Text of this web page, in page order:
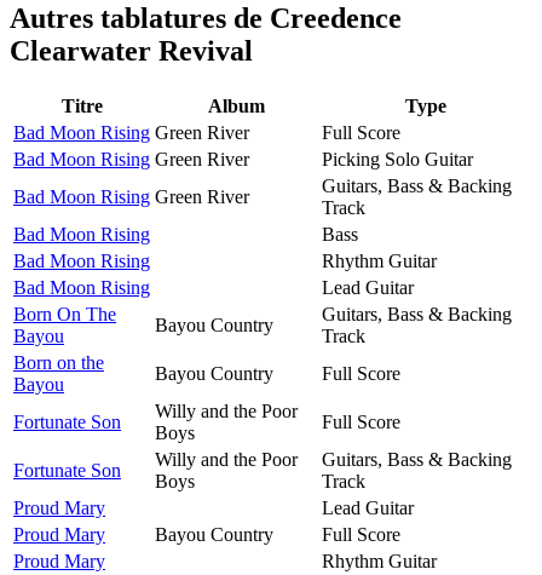
Autres tablatures de Creedence
Clearwater Revival
Titre Album
Type
Bad Moon Rising Green River
Full Score
Bad Moon Rising Green River
Picking Solo Guitar
Bad Moon Rising Green River
Guitars, Bass & Backing
Track
Bad Moon Rising
Bass
Bad Moon Rising
Rhythm Guitar
Bad Moon Rising
Lead Guitar
Born On The
Bayou
Bayou Country
Guitars, Bass & Backing
Track
Born on the
Bayou
Bayou Country Full Score
Fortunate Son
Willy and the Poor
Boys
Full Score
Fortunate Son
Willy and the Poor
Boys
Guitars, Bass & Backing
Track
Proud Mary
Lead Guitar
Proud Mary
Bayou Country
Full Score
Proud Mary
Rhythm Guitar